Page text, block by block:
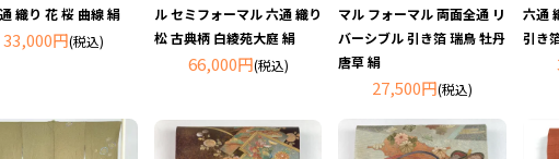
織り 花 桜 曲線 絹
33,000円(税込)
ル セミフォーマル 六通 織り
松 古典柄 白綾苑大庭 絹
66,000円(税込)
マル フォーマル 両面全通 リ
バーシブル 引き箔 瑞鳥 牡丹
唐草 絹
27,500円(税込)
六通
引き